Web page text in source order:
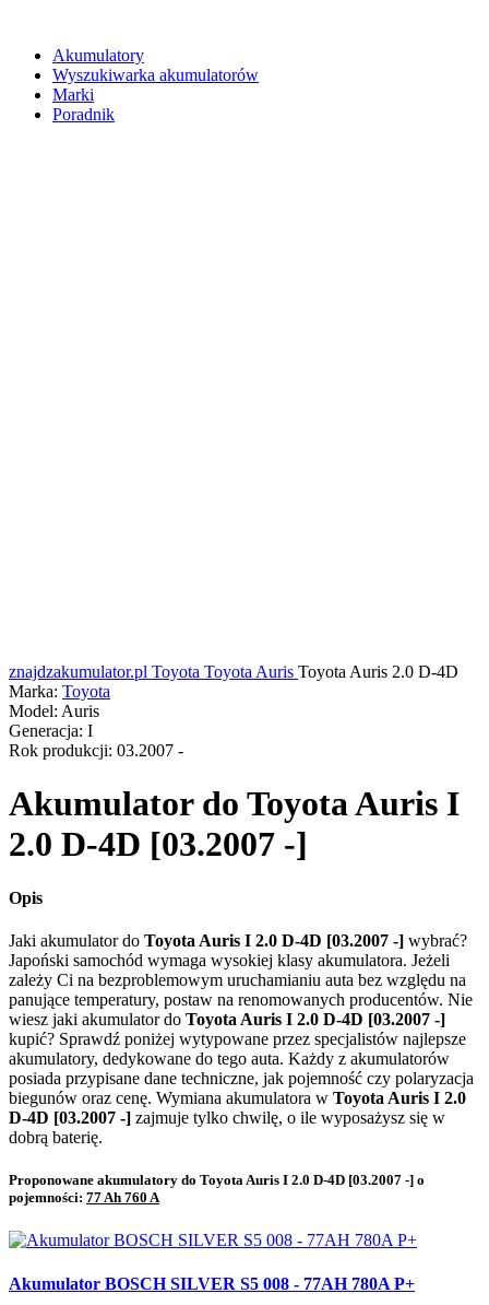
Akumulatory
Wyszukiwarka akumulatorów
Marki
Poradnik
znajdzakumulator.pl Toyota Toyota Auris Toyota Auris 2.0 D-4D
Marka: Toyota
Model: Auris
Generacja: I
Rok produkcji: 03.2007 -
Akumulator do Toyota Auris I
2.0 D-4D [03.2007 -]
Opis
Jaki akumulator do Toyota Auris I 2.0 D-4D [03.2007 -] wybrać?
Japoński samochód wymaga wysokiej klasy akumulatora. Jeżeli
zależy Ci na bezproblemowym uruchamianiu auta bez względu na
panujące temperatury, postaw na renomowanych producentów. Nie
wiesz jaki akumulator do Toyota Auris I 2.0 D-4D [03.2007 -]
kupić? Sprawdź poniżej wytypowane przez specjalistów najlepsze
akumulatory, dedykowane do tego auta. Każdy z akumulatorów
posiada przypisane dane techniczne, jak pojemność czy polaryzacja
biegunów oraz cenę. Wymiana akumulatora w Toyota Auris I 2.0
D-4D [03.2007 -] zajmuje tylko chwilę, o ile wyposażysz się w
dobrą baterię.
Proponowane akumulatory do Toyota Auris I 2.0 D-4D [03.2007 -] o
pojemności: 77 Ah 760 A
Akumulator BOSCH SILVER S5 008 - 77AH 780A P+